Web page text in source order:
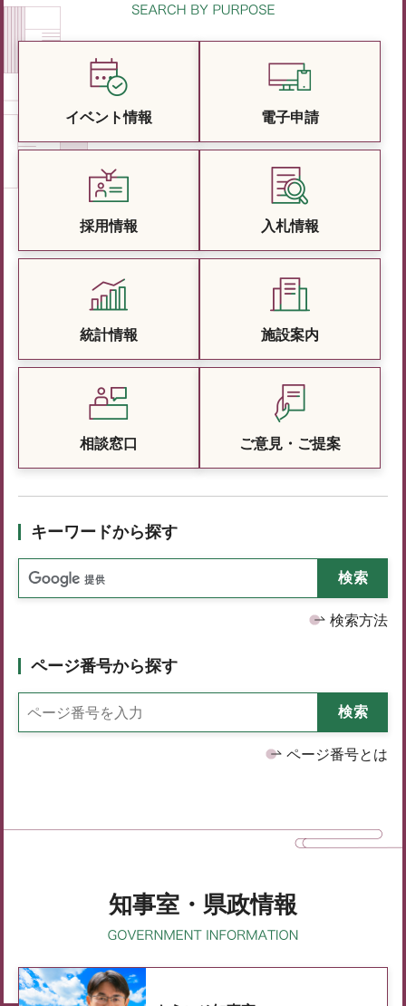
イベント情報 電子申請
採用情報 入札情報
統計情報 施設案内
相談窓口 ご意見・ご提案
キーワードから探す
検索方法
ページ番号から探す
ページ番号とは
知事室・県政情報